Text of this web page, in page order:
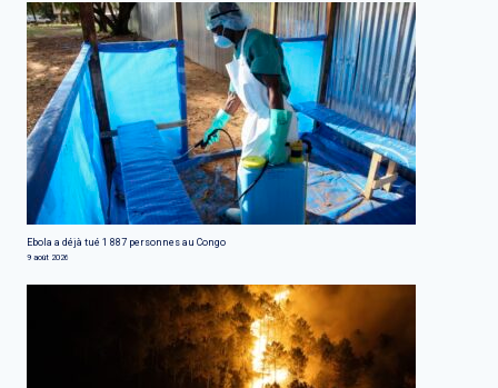
Ebola a déjà tué 1 887 personnes au Congo
9 août 2026